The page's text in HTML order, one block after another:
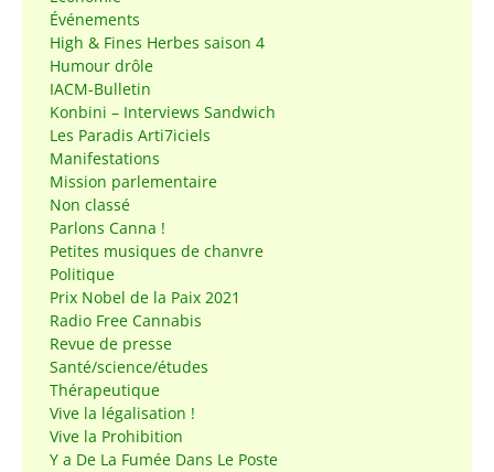
Événements
High & Fines Herbes saison 4
Humour drôle
IACM-Bulletin
Konbini – Interviews Sandwich
Les Paradis Arti7iciels
Manifestations
Mission parlementaire
Non classé
Parlons Canna !
Petites musiques de chanvre
Politique
Prix Nobel de la Paix 2021
Radio Free Cannabis
Revue de presse
Santé/science/études
Thérapeutique
Vive la légalisation !
Vive la Prohibition
Y a De La Fumée Dans Le Poste